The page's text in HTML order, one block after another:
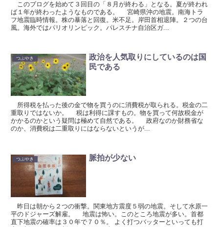
このブログを始めて３回目の「８月が終わる」となる。夏が終われ
ば１年が終わったようなものである。 宮崎県沖の地震。南海トラ
フ地震臨時情報。株の暴落と回復。米不足。岸田首相退陣。２つの台
風。海外ではパリオリンピック。パレスチナ自治区ガ...
つぶやき
政治を人気取りにしているのは国
民である
所得税を払った後の金で物を買うのに消費税が取られる。税金の二
重取りではないか。 税は利得に課すもの。物を買って何故税金が
かかるのかという疑問は極めて自然である。 政府なのか財務省な
のか、消費税は二重取りにはならないというが...
つぶやき 脈拍が少ない
昨日は朝から２つの衝撃。関東地方震度５弱の地震。そして水原一
平のドジャーズ解雇。 地震は怖い。このところ地震が多い。首都
直下地震の確率は３０年で７０％。 よく打つバッターといっても打